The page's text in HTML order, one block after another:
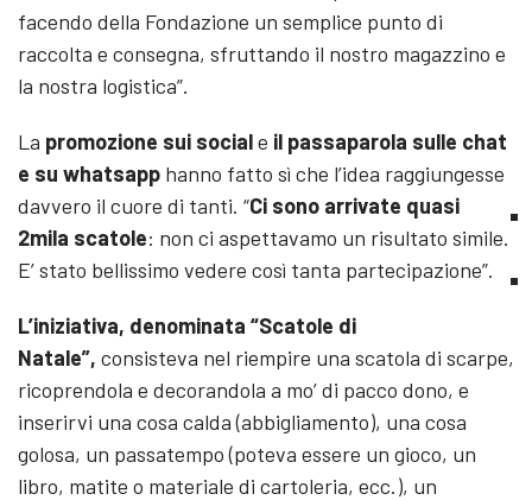
facendo della Fondazione un semplice punto di
raccolta e consegna, sfruttando il nostro magazzino e
la nostra logistica”.
La promozione sui sociale il passaparola sulle chat
e su whatsapp hanno fatto sì che l’idea raggiungesse
davvero il cuore di tanti. “Ci sono arrivate quasi
2mila scatole: non ci aspettavamo un risultato simile.
E’ stato bellissimo vedere così tanta partecipazione”.
L’iniziativa, denominata “Scatole di
Natale”, consisteva nel riempire una scatola di scarpe,
ricoprendola e decorandola a mo’ di pacco dono, e
inserirvi una cosa calda (abbigliamento), una cosa
golosa, un passatempo (poteva essere un gioco, un
libro, matite o materiale di cartoleria, ecc.), un